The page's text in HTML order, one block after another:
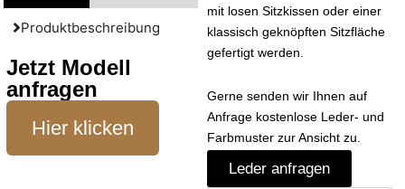
Produktbeschreibung
Jetzt Modell
anfragen
Hier klicken
mit losen Sitzkissen oder einer
klassisch geknöpften Sitzfläche
gefertigt werden.
Gerne senden wir Ihnen auf
Anfrage kostenlose Leder- und
Farbmuster zur Ansicht zu.
Leder anfragen